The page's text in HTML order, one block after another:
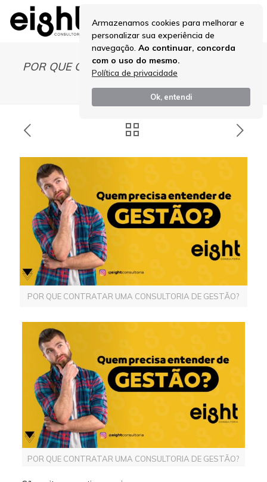
Armazenamos cookies para melhorar e
personalizar sua experiência de
navegação. Ao continuar, concorda
com o uso do mesmo.
Política de privacidade
Ok, entendi
POR QUE CONTRATAR UMA CONSULTORIA
DE GESTÃO?
POR QUE CONTRATAR UMA CONSULTORIA DE GESTÃO?
POR QUE CONTRATAR UMA CONSULTORIA DE GESTÃO?